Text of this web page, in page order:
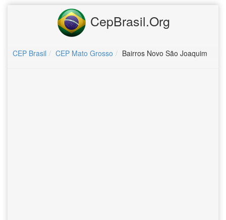
CepBrasil.Org
CEP Brasil CEP Mato Grosso Bairros Novo São Joaquim